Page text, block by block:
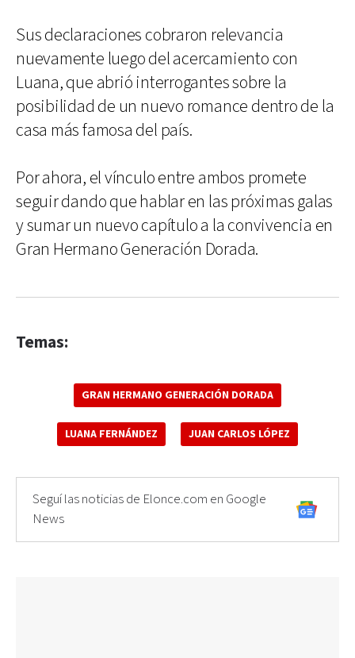
Sus declaraciones cobraron relevancia
nuevamente luego del acercamiento con
Luana, que abrió interrogantes sobre la
posibilidad de un nuevo romance dentro de la
casa más famosa del país.
Por ahora, el vínculo entre ambos promete
seguir dando que hablar en las próximas galas
y sumar un nuevo capítulo a la convivencia en
Gran Hermano Generación Dorada.
Temas:
GRAN HERMANO GENERACIÓN DORADA
LUANA FERNÁNDEZ JUAN CARLOS LÓPEZ
Seguí las noticias de Elonce.com en Google
News